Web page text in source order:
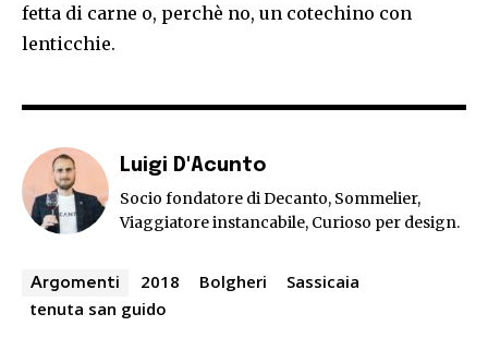
fetta di carne o, perchè no, un cotechino con
lenticchie.
Luigi D'Acunto
Socio fondatore di Decanto, Sommelier,
Viaggiatore instancabile, Curioso per design.
Argomenti 2018 Bolgheri
Sassicaia
tenuta san guido